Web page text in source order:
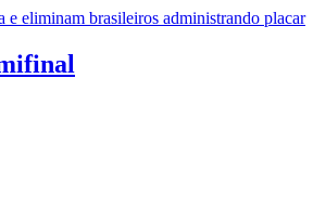
e eliminam brasileiros administrando placar